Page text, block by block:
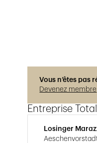
Vous n’êtes pas
Devenez membre
Entreprise
Losinger